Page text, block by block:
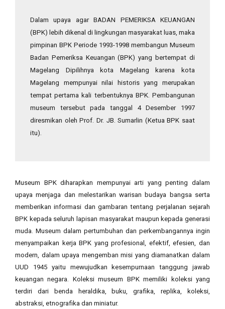
Dalam upaya agar BADAN PEMERIKSA KEUANGAN
(BPK) lebih dikenal di lingkungan masyarakat luas, maka
pimpinan BPK Periode 1993-1998 membangun Museum
Badan Pemeriksa Keuangan (BPK) yang bertempat di
Magelang Dipilihnya kota Magelang karena kota
Magelang mempunyai nilai historis yang merupakan
tempat pertama kali terbentuknya BPK. Pembangunan
museum tersebut pada tanggal 4 Desember 1997
diresmikan oleh Prof. Dr. JB. Sumarlin (Ketua BPK saat
itu).
Museum BPK diharapkan mempunyai arti yang penting dalam
upaya menjaga dan melestarikanwarisan budaya bangsa serta
memberikan informasi dan gambaran tentang perjalanan sejarah
BPK kepada seluruh lapisan masyarakat maupun kepada generasi
muda. Museum dalam pertumbuhan dan perkembangannya ingin
menyampaikan kerja BPK yang profesional, efektif, efesien, dan
modern, dalam upaya mengemban misi yang diamanatkan dalam
UUD 1945 yaitu mewujudkan kesempurnaan tanggung jawab
keuangan negara. Koleksi museum BPK memiliki koleksi yang
terdiri dari benda heraldika, buku, grafika, replika, koleksi,
abstraksi, etnografika dan miniatur.